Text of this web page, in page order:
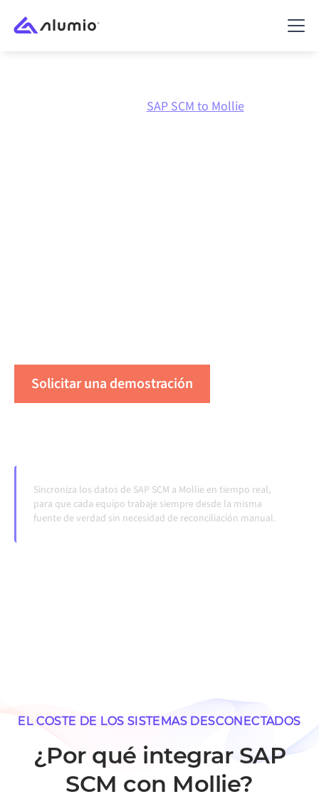
SAP SCM to Mollie
Solicitar una demostración
Sincroniza los datos de SAP SCM a Mollie en tiempo real,
para que cada equipo trabaje siempre desde la misma
fuente de verdad sin necesidad de reconciliación manual.
EL COSTE DE LOS SISTEMAS DESCONECTADOS
¿Por qué integrar SAP
SCM con Mollie?